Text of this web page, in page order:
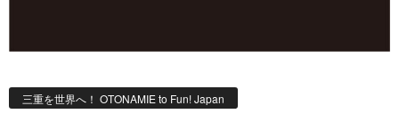
三重を世界へ！ OTONAMIE to Fun! Japan